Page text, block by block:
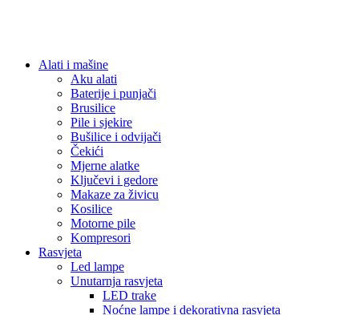
Alati i mašine
Aku alati
Baterije i punjači
Brusilice
Pile i sjekire
Bušilice i odvijači
Čekići
Mjerne alatke
Ključevi i gedore
Makaze za živicu
Kosilice
Motorne pile
Kompresori
Rasvjeta
Led lampe
Unutarnja rasvjeta
LED trake
Noćne lampe i dekorativna rasvjeta